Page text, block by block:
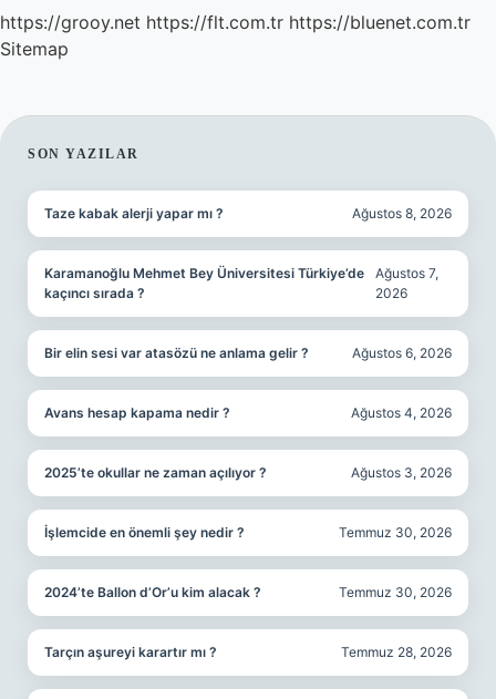
https://grooy.net https://flt.com.tr https://bluenet.com.tr
Sitemap
SIDEBAR
SON YAZILAR
Taze kabak alerji yapar mı ? Ağustos 8, 2026
Karamanoğlu Mehmet Bey Üniversitesi Türkiye’de
kaçıncı sırada ?
Ağustos 7,
2026
Bir elin sesi var atasözü ne anlama gelir ? Ağustos 6, 2026
Avans hesap kapama nedir ? Ağustos 4, 2026
2025’te okullar ne zaman açılıyor ? Ağustos 3, 2026
İşlemcide en önemli şey nedir ? Temmuz 30, 2026
2024’te Ballon d’Or’u kim alacak ? Temmuz 30, 2026
Tarçın aşureyi karartır mı ? Temmuz 28, 2026